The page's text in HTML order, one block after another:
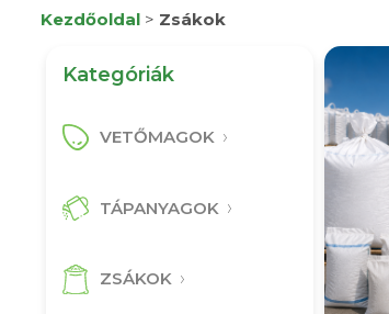
Kezdőoldal > Zsákok
Kategóriák
VETŐMAGOK
TÁPANYAGOK
ZSÁKOK